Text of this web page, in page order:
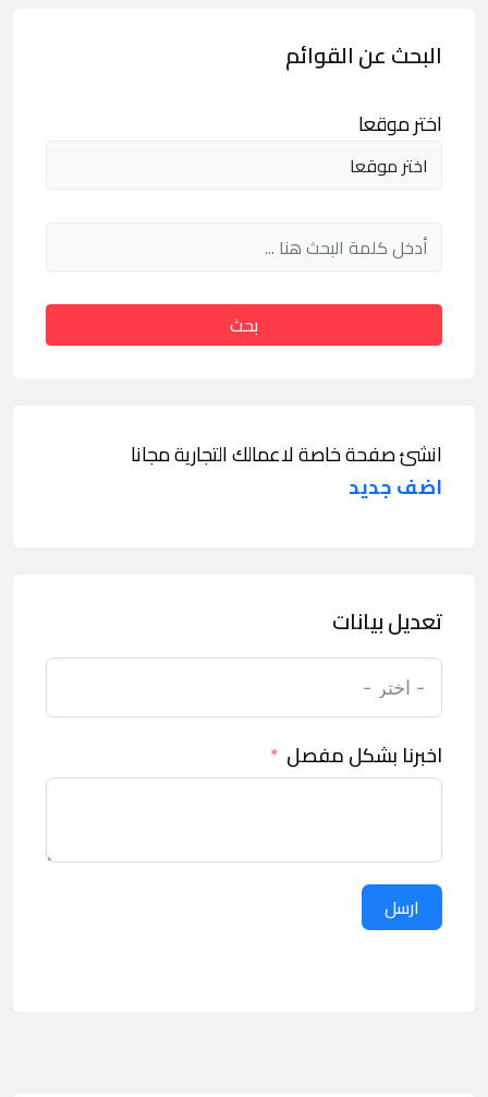
البحث عن القوائم
اختر موقعا
بحث
انشئ صفحة خاصة لاعمالك التجارية مجانا
اضف جديد
تعديل بيانات
اخبرنا بشكل مفصل
ارسل